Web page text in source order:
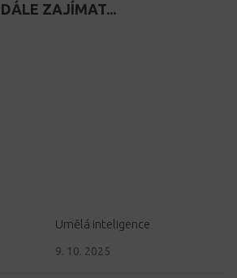
ZAJÍMAT...
Umělá inteligence
9. 10. 2025